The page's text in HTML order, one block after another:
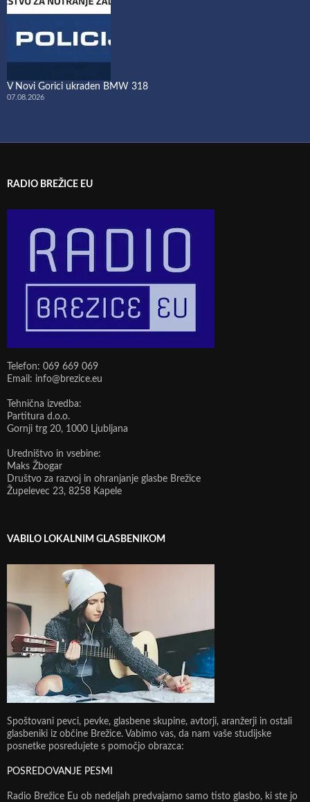
V Novi Gorici ukraden BMW 318
07.08.2026
RADIO BREŽICE EU
Telefon: 069 669 069
Email: info@brezice.eu
Tehnična izvedba:
Partitura d.o.o.
Gornji trg 20, 1000 Ljubljana
Uredništvo in vsebine:
Maks Žbogar
Društvo za razvoj in ohranjanje glasbe Brežice
Župelevec 23, 8258 Kapele
VABILO LOKALNIM GLASBENIKOM
Spoštovani pevci, pevke, glasbene skupine, avtorji, aranžerji in ostali
glasbeniki iz občine Brežice. Vabimo vas, da nam vaše studijske
posnetke posredujete s pomočjo obrazca:
POSREDOVANJE PESMI
Radio Brežice Eu ob nedeljah predvajamo samo tisto glasbo, ki ste jo